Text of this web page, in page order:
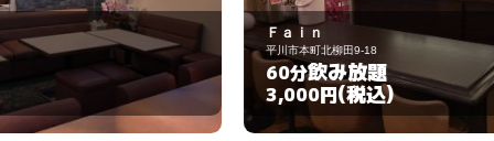
Ｆａｉｎ
平川市本町北柳田9-18
60分飲み放題
3,000円(税込)